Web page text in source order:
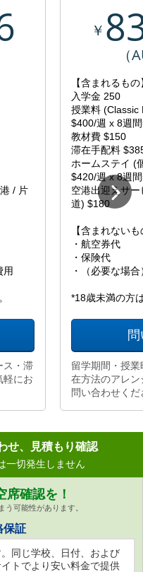
/ 片
用
ス・滞
軽にお
￥
（
【含まれるもの
入学金 250
授業料 (Classic
$400/週 x 8週
教材費 $150
滞在手配料
ホームステイ (
$420/週 x 8週
空港出迎えサ
道) $180
【含まれない
・航空券代
・保険代
・（必要な場
*18歳未満の方
留学期間・授
在方法のアレ
問い合わせくだ
せ、見積もり確認
一切発生しません
席確認を！
可能性があります。
保証
同じ学校、日付、および
トでより安い料金で提供